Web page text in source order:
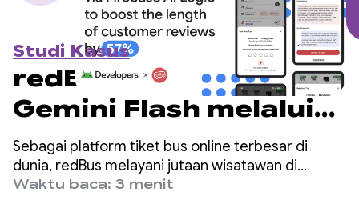
Studi Kasus
redBus menggunakan
Gemini Flash melalui
Firebase AI Logic
untuk meningkatkan
Sebagai platform tiket bus online terbesar di
dunia, redBus melayani jutaan wisatawan di
seluruh India, Asia Tenggara, dan Amerika Latin.
Waktu baca: 3 menit